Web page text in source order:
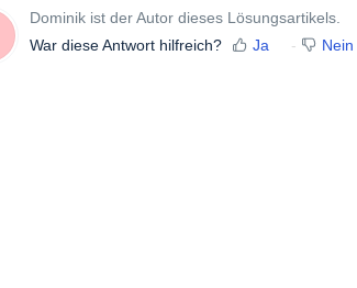
Dominik ist der Autor dieses Lösungsartikels.
War diese Antwort hilfreich?
Ja Nein